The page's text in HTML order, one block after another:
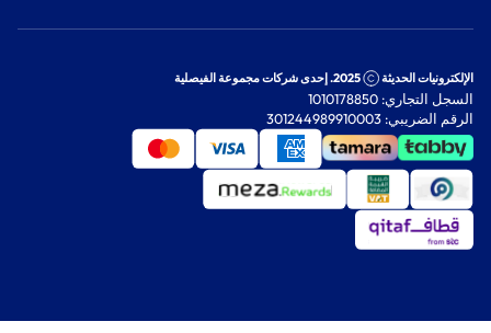
الإلكترونيات الحديثة 2025. إحدى شركات مجموعة الفيصلية
السجل التجاري: 1010178850
الرقم الضريبي: 301244989910003